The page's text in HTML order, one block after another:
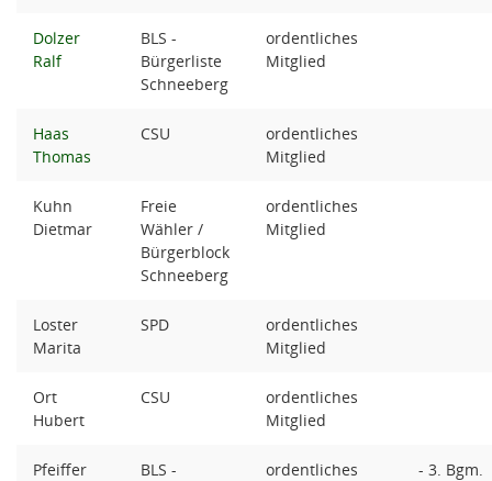
Dolzer
Ralf
BLS -
Bürgerliste
Schneeberg
ordentliches
Mitglied
Haas
Thomas
CSU
ordentliches
Mitglied
Kuhn
Dietmar
Freie
Wähler /
Bürgerblock
Schneeberg
ordentliches
Mitglied
Loster
Marita
SPD
ordentliches
Mitglied
Ort
Hubert
CSU
ordentliches
Mitglied
Pfeiffer
BLS -
ordentliches
- 3. Bgm.